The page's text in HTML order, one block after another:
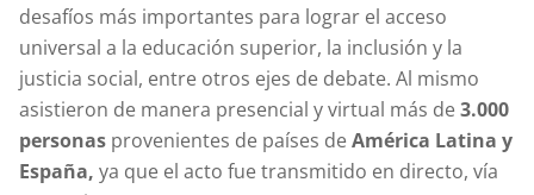
desafíos más importantes para lograr el acceso
universal a la educación superior, la inclusión y la
justicia social, entre otros ejes de debate. Al mismo
asistieron de manera presencial y virtual más de3.000
personas provenientes de países deAmérica Latina y
España, ya que el acto fue transmitido en directo, vía